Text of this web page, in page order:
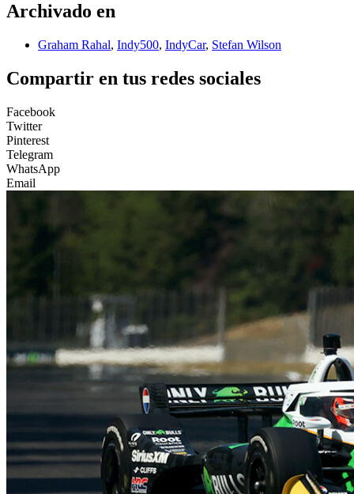
Archivado en
Graham Rahal, Indy500, IndyCar, Stefan Wilson
Compartir en tus redes sociales
Facebook
Twitter
Pinterest
Telegram
WhatsApp
Email